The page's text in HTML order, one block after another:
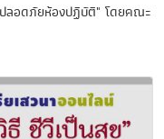
ปลอดภัยห้องปฏิบัติ" โดยคณะ